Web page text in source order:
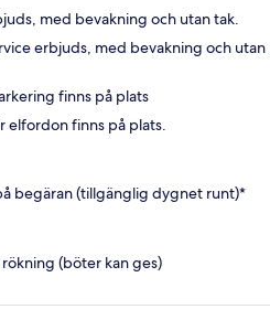
med bevakning och utan tak.
erbjuds, med bevakning och utan
finns på plats
elfordon finns på plats.
begäran (tillgänglig dygnet runt)*
(böter kan ges)